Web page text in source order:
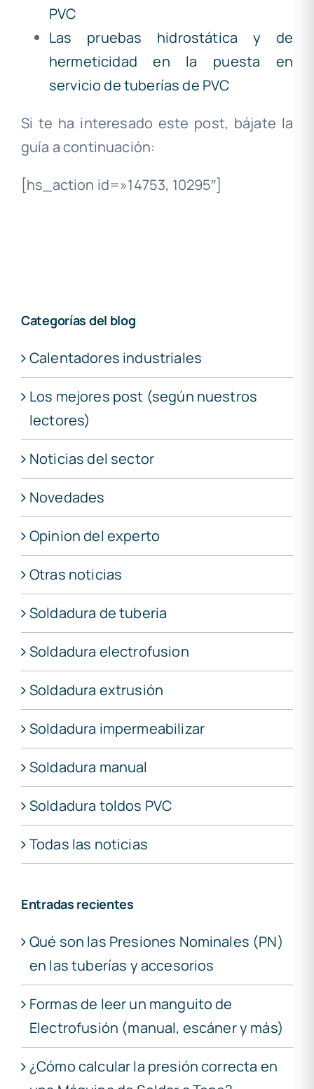
PVC
Las pruebas hidrostática y de
hermeticidad en la puesta en
servicio de tuberías de PVC
Si te ha interesado este post, bájate la
guía a continuación:
[hs_action id=»14753, 10295″]
Categorías del blog
Calentadores industriales
Los mejores post (según nuestros
lectores)
Noticias del sector
Novedades
Opinion del experto
Otras noticias
Soldadura de tuberia
Soldadura electrofusion
Soldadura extrusión
Soldadura impermeabilizar
Soldadura manual
Soldadura toldos PVC
Todas las noticias
Entradas recientes
Qué son las Presiones Nominales (PN)
en las tuberías y accesorios
Formas de leer un manguito de
Electrofusión (manual, escáner y más)
¿Cómo calcular la presión correcta en